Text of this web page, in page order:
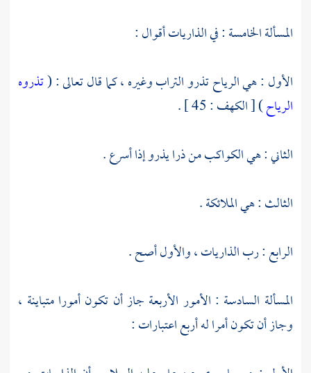
المسألة الخامسة : في الذاريات أقوال :
الأول : هي الرياح تذرو التراب وغيره ، كما قال تعالى : (تذروه
الرياح) [ الكهف : 45 ] .
الثاني : هي الكواكب من ذرا يذرو إذا أسرع .
الثالث : هي الملائكة .
الرابع : رب الذاريات ، والأول أصح .
المسألة السادسة : الأمور الأربعة جاز أن تكون أمورا متباينة ،
وجاز أن تكون أمرا له أربع اعتبارات :